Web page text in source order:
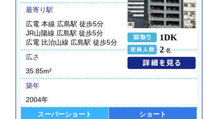
1DK
2 名
最寄り駅
広電 本線 広島駅 徒歩5分
JR山陽線 広島駅 徒歩5分
広電 比治山線 広島駅 徒歩5分
広さ
35.85m²
築年
2004年
スーパーショート
ショート